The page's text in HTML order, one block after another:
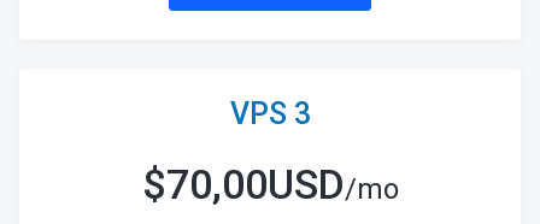
VPS 3
$70,00USD/mo